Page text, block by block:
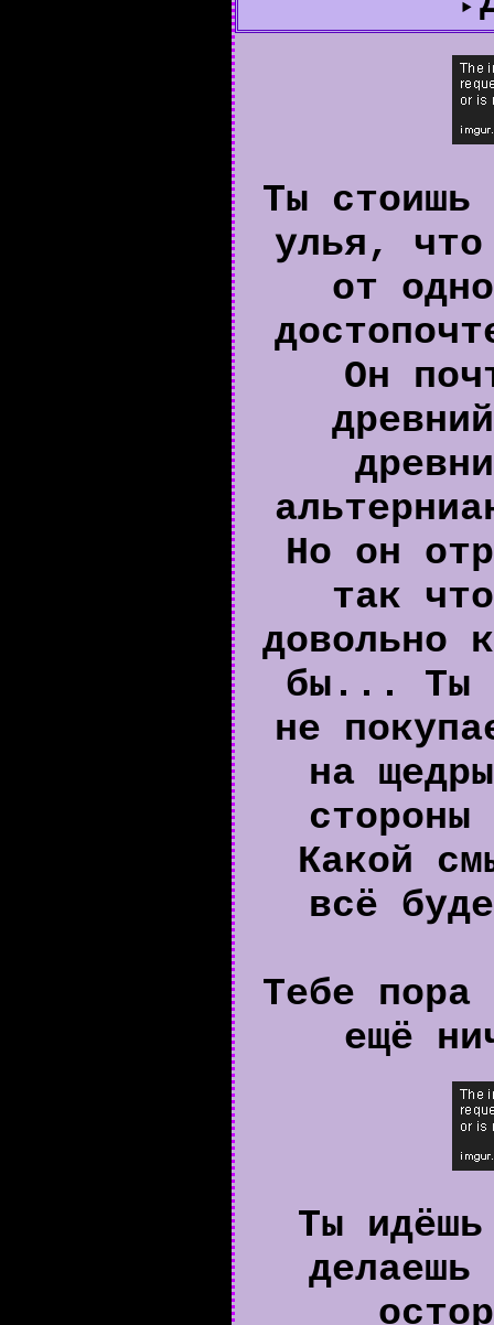
Ты стоишь
улья, что
от
Он
Но он
так
довольно
бы... Ты
не
на
стороны
Какой
всё
Тебе
ещё
Ты